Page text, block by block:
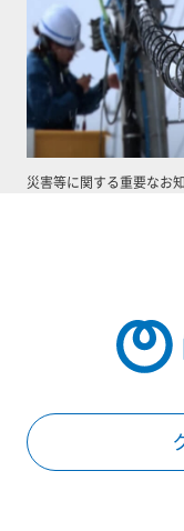
災害等に関する重要なお